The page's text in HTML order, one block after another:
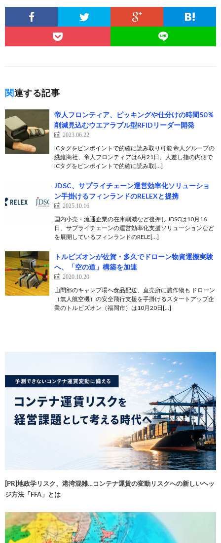
関連する記事
帝人フロンティア、ピッキングや仕分けの時間50％
削減見込むウエアラブル型RFIDリーダー開発
2023.06.22
ICタグをピンポイントで的確に読み取り可能 帝人グループの
繊維商社、帝人フロンティアは6月21日、人差し指の内側で
ICタグをピンポイントで的確に読み取[…]
JDSC、サプライチェーン運営効率化ソリューショ
ン手掛けるフィンランドのRELEXと提携
2025.10.16
国内小売・流通企業の在庫削減など後押し JDSCは10月16
日、サプライチェーンの運営効率化支援ソリューションなど
を展開しているフィンランドのRELE[…]
トルビズオンが佐賀・多久でドローン物資運搬実験
へ、「空の道」構築を加速
2020.10.20
山間部のキャンプ場へ食品配送、直売所に農作物も ドローン
（無人航空機）の安全飛行支援を手掛けるスタートアップ企
業のトルビズオン（福岡市）は10月20日[…]
[PR]地政学リスク、港湾混雑…コンテナ運賃の変動リスクへの新しいヘッ
ジ方法「FFA」とは